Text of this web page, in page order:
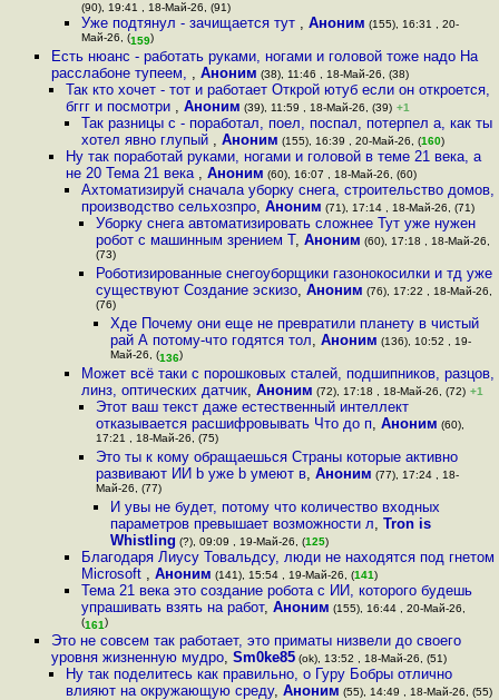
(90), 19:41 , 18-Май-26, (91)
Уже подтянул - зачищается тут , Аноним (155), 16:31 , 20-
Май-26, (159)
Есть нюанс - работать руками, ногами и головой тоже надо На
расслабоне тупеем, , Аноним (38), 11:46 , 18-Май-26, (38)
Так кто хочет - тот и работает Открой ютуб если он откроется,
бггг и посмотри ,Аноним (39), 11:59 , 18-Май-26, (39) +1
Так разницы с - поработал, поел, поспал, потерпел а, как ты
хотел явно глупый , Аноним (155), 16:39 , 20-Май-26, (160)
Ну так поработай руками, ногами и головой в теме 21 века, а
не 20 Тема 21 века ,Аноним (60), 16:07 , 18-Май-26, (60)
Ахтоматизируй сначала уборку снега, строительство домов,
производство сельхозпро, Аноним (71), 17:14 , 18-Май-26, (71)
Уборку снега автоматизировать сложнее Тут уже нужен
робот с машинным зрением Т, Аноним (60), 17:18 , 18-Май-26,
(73)
Роботизированные снегоуборщики газонокосилки и тд уже
существуют Создание эскизо, Аноним (76), 17:22 , 18-Май-26,
(76)
Хде Почему они еще не превратили планету в чистый
рай А потому-что годятся тол,Аноним (136), 10:52 , 19-
Май-26, (136)
Может всё таки с порошковых сталей, подшипников, разцов,
линз, оптических датчик, Аноним (72), 17:18 , 18-Май-26, (72) +1
Этот ваш текст даже естественный интеллект
отказывается расшифровывать Что до п, Аноним (60),
17:21 , 18-Май-26, (75)
Это ты к кому обращаешься Страны которые активно
развивают ИИ b уже b умеют в, Аноним (77), 17:24 , 18-
Май-26, (77)
И увы не будет, потому что количество входных
параметров превышает возможности л,Tron is
Whistling (?), 09:09 , 19-Май-26, (125)
Благодаря Лиусу Товальдсу, люди не находятся под гнетом
Microsoft , Аноним (141), 15:54 , 19-Май-26, (141)
Тема 21 века это создание робота с ИИ, которого будешь
упрашивать взять на работ, Аноним (155), 16:44 , 20-Май-26,
(161)
Это не совсем так работает, это приматы низвели до своего
уровня жизненную мудро, Sm0ke85(ok), 13:52 , 18-Май-26, (51)
Ну так поделитесь как правильно, о Гуру Бобры отлично
влияют на окружающую среду,Аноним (55), 14:49 , 18-Май-26, (55)